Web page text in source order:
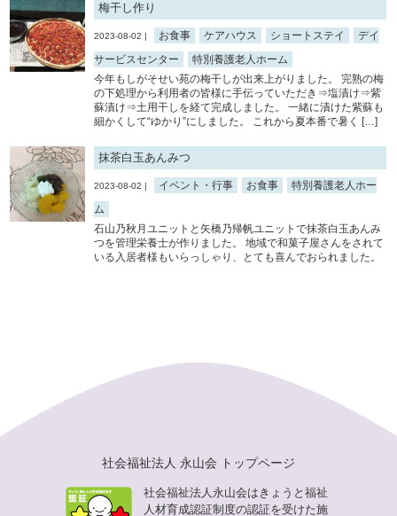
梅干し作り
2023-08-02 | お食事 ケアハウス ショートステイ
デイ
サービスセンター
特別養護老人ホーム
今年もしがそせい苑の梅干しが出来上がりました。 完熟の梅
の下処理から利用者の皆様に手伝っていただき⇒塩漬け⇒紫
蘇漬け⇒土用干しを経て完成しました。 一緒に漬けた紫蘇も
細かくして“ゆかり”にしました。 これから夏本番で暑く […]
抹茶白玉あんみつ
2023-08-02 | イベント・行事 お食事
特別養護老人ホー
ム
石山乃秋月ユニットと矢橋乃帰帆ユニットで抹茶白玉あんみ
つを管理栄養士が作りました。 地域で和菓子屋さんをされて
いる入居者様もいらっしゃり、とても喜んでおられました。
社会福祉法人 永山会 トップページ
社会福祉法人永山会はきょうと福祉
人材育成認証制度の認証を受けた施